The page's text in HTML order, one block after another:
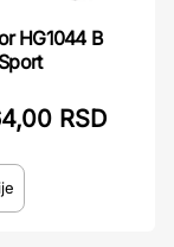
HG1044 B
RSD